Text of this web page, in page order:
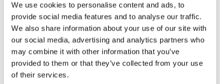
We use cookies to personalise content and ads, to
provide social media features and to analyse our traffic.
We also share information about your use of our site with
our social media, advertising and analytics partners who
may combine it with other information that you’ve
provided to them or that they’ve collected from your use
of their services.
DOMAINE CLIENTS